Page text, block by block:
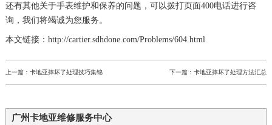
还有其他关于手表维护和保养的问题，可以拨打页面400电话进行咨
询，我们将竭诚为您服务。
本文链接：http://cartier.sdhdone.com/Problems/604.html
上一篇： 卡地亚摔坏了处理技巧集锦 下一篇：卡地亚摔坏了处理方法汇总
广州卡地亚维修服务中心